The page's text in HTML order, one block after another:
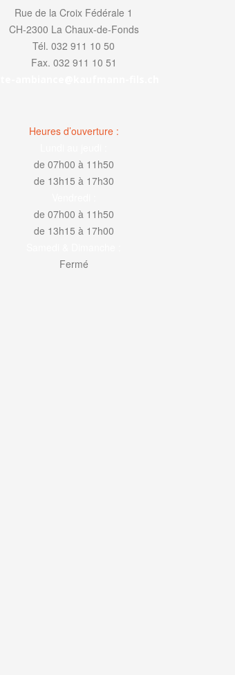
Rue de la Croix Fédérale 1
CH-2300 La Chaux-de-Fonds
Tél. 032 911 10 50
Fax. 032 911 10 51
Heures d’ouverture :
de 07h00 à 11h50
de 13h15 à 17h30
de 07h00 à 11h50
de 13h15 à 17h00
Fermé